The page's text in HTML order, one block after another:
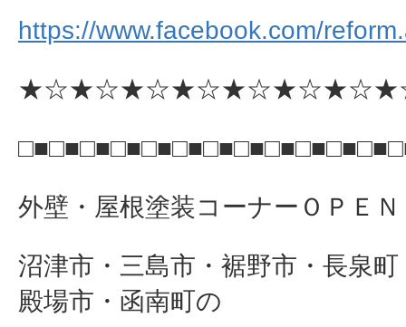
https://www.facebook.com/
外壁・屋根塗装コーナーＯＰＥ
沼津市・三島市・裾野市・長泉
殿場市・函南町の